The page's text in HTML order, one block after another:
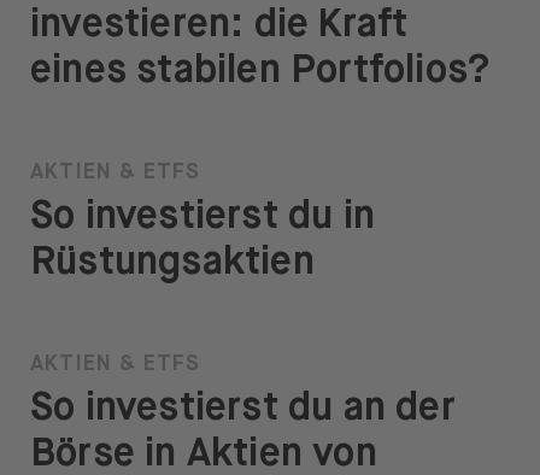
investieren: die Kraft
eines stabilen Portfolios?
AKTIEN & ETFS
So investierst du in
Rüstungsaktien
AKTIEN & ETFS
So investierst du an der
Börse in Aktien von